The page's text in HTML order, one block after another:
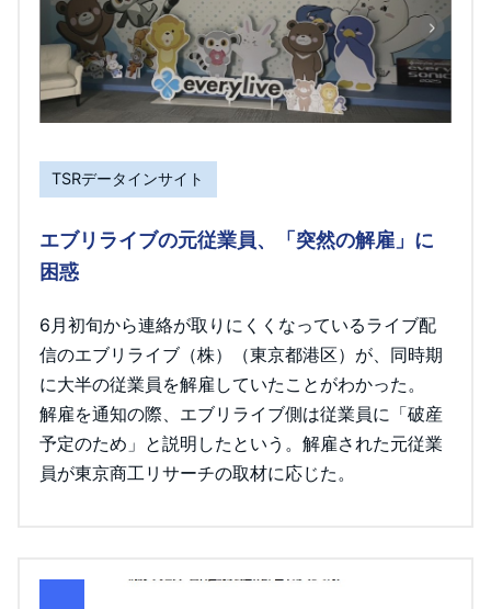
TSRデータインサイト
エブリライブの元従業員、「突然の解雇」に
困惑
6月初旬から連絡が取りにくくなっているライブ配
信のエブリライブ（株）（東京都港区）が、同時期
に大半の従業員を解雇していたことがわかった。
解雇を通知の際、エブリライブ側は従業員に「破産
予定のため」と説明したという。解雇された元従業
員が東京商工リサーチの取材に応じた。